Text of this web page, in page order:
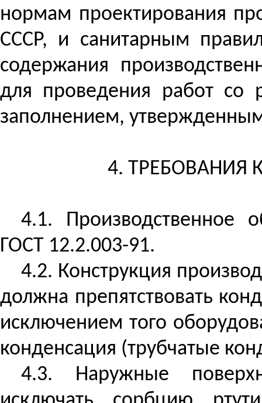
нормам проектирования
СССР, и санитарным
содержания
для проведения работ со
заполнением,
4.
4.1. Производственное
ГОСТ 12.2.003-91.
4.2. Конструкция
должна препятствовать
исключением того
конденсация (трубчатые
4.3. Наружные